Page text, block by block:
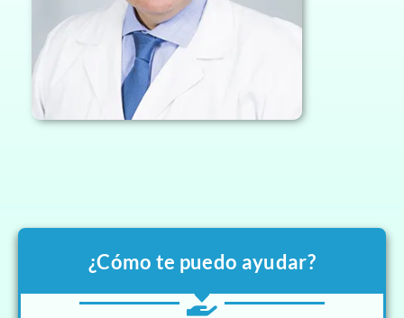
¿Cómo te puedo ayudar?